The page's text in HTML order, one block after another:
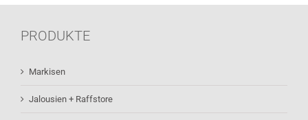
PRODUKTE
Markisen
Jalousien + Raffstore